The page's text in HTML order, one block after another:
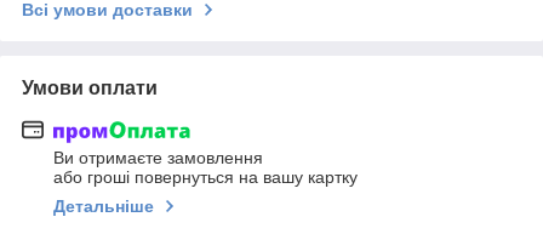
Всі умови доставки
Умови оплати
Ви отримаєте замовлення
або гроші повернуться на вашу картку
Детальніше